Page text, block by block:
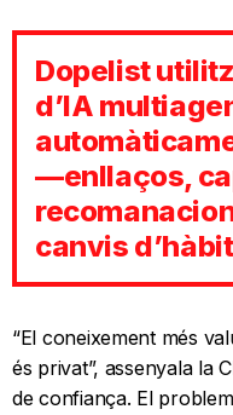
Dopelist
d’IA
—enllaços,
canvis
“El coneixement més
és privat”, assenyala la
de confiança. El